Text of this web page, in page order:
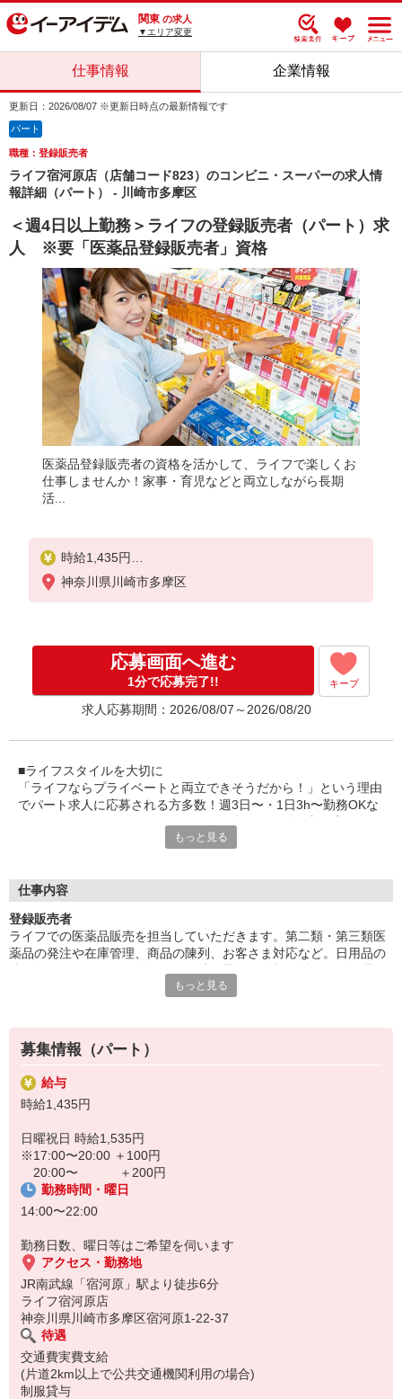
関東 の求人
▼エリア変更
仕事情報 企業情報
更新日：2026/08/07 ※更新日時点の最新情報です
パート
職種：登録販売者
ライフ宿河原店（店舗コード823）のコンビニ・スーパーの求人情
報詳細（パート） - 川崎市多摩区
＜週4日以上勤務＞ライフの登録販売者（パート）求
人 ※要「医薬品登録販売者」資格
医薬品登録販売者の資格を活かして、ライフで楽しくお
仕事しませんか！家事・育児などと両立しながら長期
活...
時給1,435円
日曜祝日 時給1,535円
神奈川県川崎市多摩区
応募画面へ進む
1分で応募完了!! キープ
求人応募期間：2026/08/07～2026/08/20
■ライフスタイルを大切に
「ライフならプライベートと両立できそうだから！」という理由
でパート求人に応募される方多数！週3日〜・1日3h〜勤務OKな
ます。家事や子育てとの両立も安心！メリハリを大事にする風土
■意欲にしっかり応えます
一つである昇給制度では、できる仕事が増えていくほど時給もど
んどんアップ。だから楽しみながら新しい業務にチャレンジでき
るんです。がんばる人を応援するライフだからこそ、今スーパー
マーケット求人をお探しの方にオススメです！
もっと見る
仕事内容
登録販売者
ライフでの医薬品販売を担当していただきます。第二類・第三類医
薬品の発注や在庫管理、商品の陳列、お客さま対応など。日用品の
くお仕事していただけます！（登録販売者資格をお持ちで、過去5年
もっと見る
募集情報（パート）
給与
時給1,435円
日曜祝日 時給1,535円
※17:00〜20:00 ＋100円
20:00〜 ＋200円
勤務時間・曜日
14:00〜22:00
勤務日数、曜日等はご希望を伺います
アクセス・勤務地
JR南武線「宿河原」駅より徒歩6分
ライフ宿河原店
神奈川県川崎市多摩区宿河原1-22-37
待遇
交通費実費支給
(片道2km以上で公共交通機関利用の場合)
制服貸与